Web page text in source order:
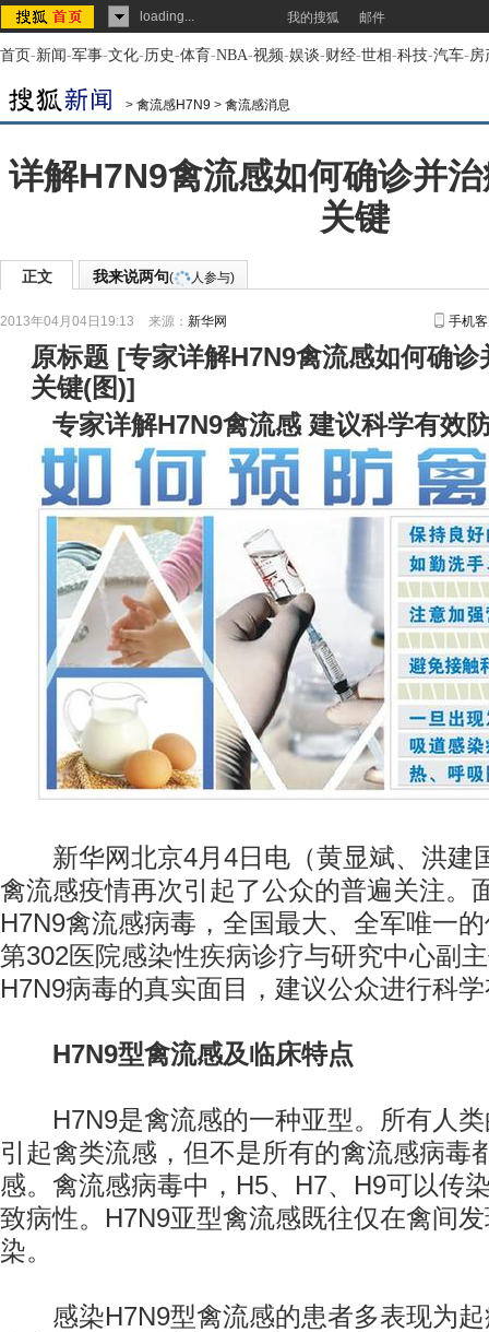
loading... 我的搜狐 邮件
首页-新闻-军事-文化-历史-体育-NBA-视频-娱谈-财经-世相-科技-汽车-房
> 禽流感H7N9 > 禽流感消息
详解H7N9禽流感如何确诊并
关键
正文 我来说两句( 人参与)
2013年04月04日19:13 来源： 新华网 手机
原标题 [专家详解H7N9禽流感如何确
关键(图)]
专家详解H7N9禽流感 建议科学有效
新华网北京4月4日电（黄显斌、洪建
禽流感疫情再次引起了公众的普遍关注。
H7N9禽流感病毒，全国最大、全军唯一
第302医院感染性疾病诊疗与研究中心副
H7N9病毒的真实面目，建议公众进行科
H7N9型禽流感及临床特点
H7N9是禽流感的一种亚型。所有人类
引起禽类流感，但不是所有的禽流感病毒
感。禽流感病毒中，H5、H7、H9可以传
致病性。H7N9亚型禽流感既往仅在禽间
染。
感染H7N9型禽流感的患者多表现为起